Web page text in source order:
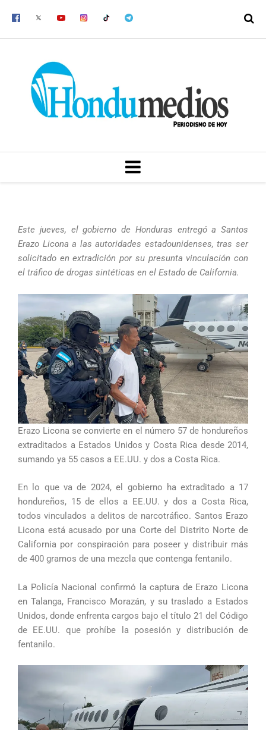
MENU
Este jueves, el gobierno de Honduras entregó a Santos
Erazo Licona a las autoridades estadounidenses, tras ser
solicitado en extradición por su presunta vinculación con
el tráfico de drogas sintéticas en el Estado de California.
Erazo Licona se convierte en el número 57 de hondureños
extraditados a Estados Unidos y Costa Rica desde 2014,
sumando ya 55 casos a EE.UU. y dos a Costa Rica.
En lo que va de 2024, el gobierno ha extraditado a 17
hondureños, 15 de ellos a EE.UU. y dos a Costa Rica,
todos vinculados a delitos de narcotráfico. Santos Erazo
Licona está acusado por una Corte del Distrito Norte de
California por conspiración para poseer y distribuir más
de 400 gramos de una mezcla que contenga fentanilo.
La Policía Nacional confirmó la captura de Erazo Licona
en Talanga, Francisco Morazán, y su traslado a Estados
Unidos, donde enfrenta cargos bajo el título 21 del Código
de EE.UU. que prohíbe la posesión y distribución de
fentanilo.